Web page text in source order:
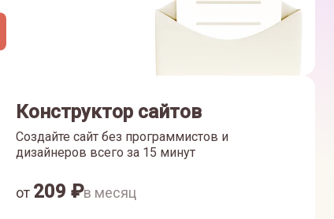
Конструктор сайтов
Создайте сайт без программистов и
дизайнеров всего за 15 минут
от 209 ₽в месяц